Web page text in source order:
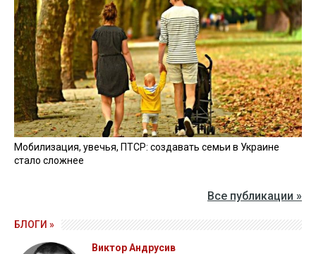
Мобилизация, увечья, ПТСР: создавать семьи в Украине
стало сложнее
Все публикации »
БЛОГИ »
Виктор Андрусив